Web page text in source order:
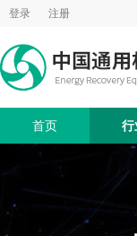
登录 注册
首页 行